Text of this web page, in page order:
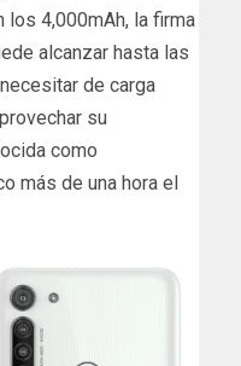
los 4,000mAh, la firma
alcanzar hasta las
de carga
su
como
más de una hora el